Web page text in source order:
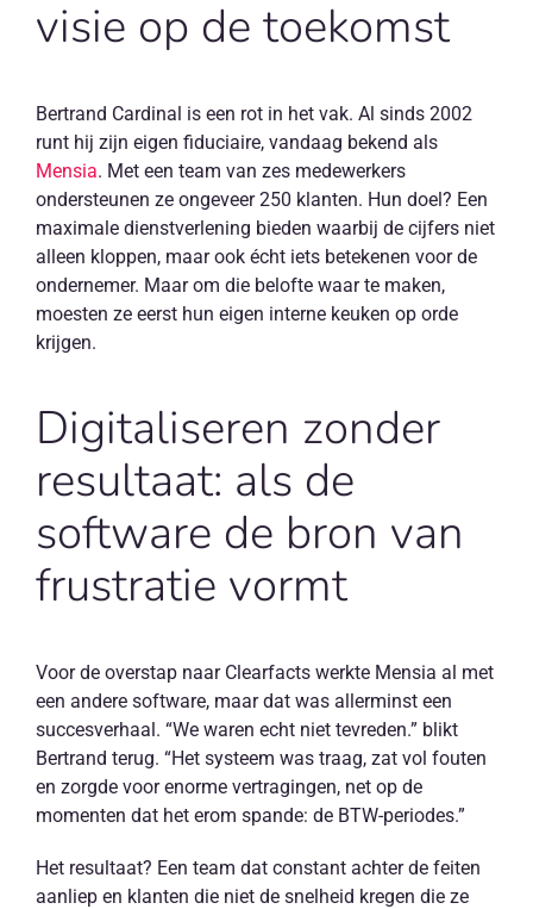
visie op de toekomst
Bertrand Cardinal is een rot in het vak. Al sinds 2002
runt hij zijn eigen fiduciaire, vandaag bekend als
Mensia. Met een team van zes medewerkers
ondersteunen ze ongeveer 250 klanten. Hun doel? Een
maximale dienstverlening bieden waarbij de cijfers niet
alleen kloppen, maar ook écht iets betekenen voor de
ondernemer. Maar om die belofte waar te maken,
moesten ze eerst hun eigen interne keuken op orde
krijgen.
Digitaliseren zonder
resultaat: als de
software de bron van
frustratie vormt
Voor de overstap naar Clearfacts werkte Mensia al met
een andere software, maar dat was allerminst een
succesverhaal. “We waren echt niet tevreden.” blikt
Bertrand terug. “Het systeem was traag, zat vol fouten
en zorgde voor enorme vertragingen, net op de
momenten dat het erom spande: de BTW-periodes.”
Het resultaat? Een team dat constant achter de feiten
aanliep en klanten die niet de snelheid kregen die ze